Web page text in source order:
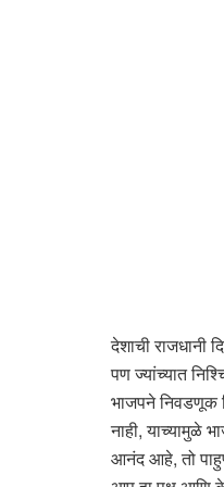
देशाची राजधानी
पण ज्यांच्यात
भाजपने निवडणूक
नाही, याच्यामुळे
आनंद आहे, तो